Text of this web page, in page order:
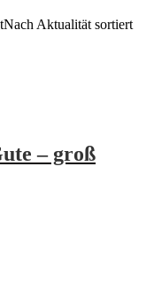
Nach Aktualität sortiert
– groß